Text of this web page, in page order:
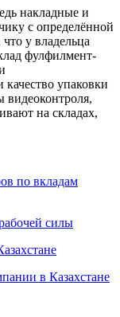
накладные и
с определённой
у владельца
фулфилмент-
качество упаковки
на складах,
по вкладам
силы
в Казахстане